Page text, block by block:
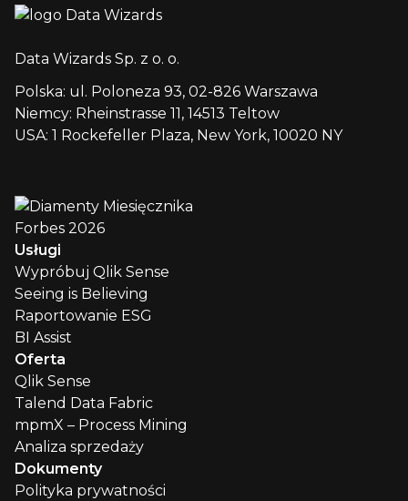
Data Wizards Sp. z o. o.
Polska: ul. Poloneza 93, 02-826 Warszawa
Niemcy: Rheinstrasse 11, 14513 Teltow
USA: 1 Rockefeller Plaza, New York, 10020 NY
Usługi
Wypróbuj Qlik Sense
Seeing is Believing
Raportowanie ESG
BI Assist
Oferta
Qlik Sense
Talend Data Fabric
mpmX – Process Mining
Analiza sprzedaży
Dokumenty
Polityka prywatności